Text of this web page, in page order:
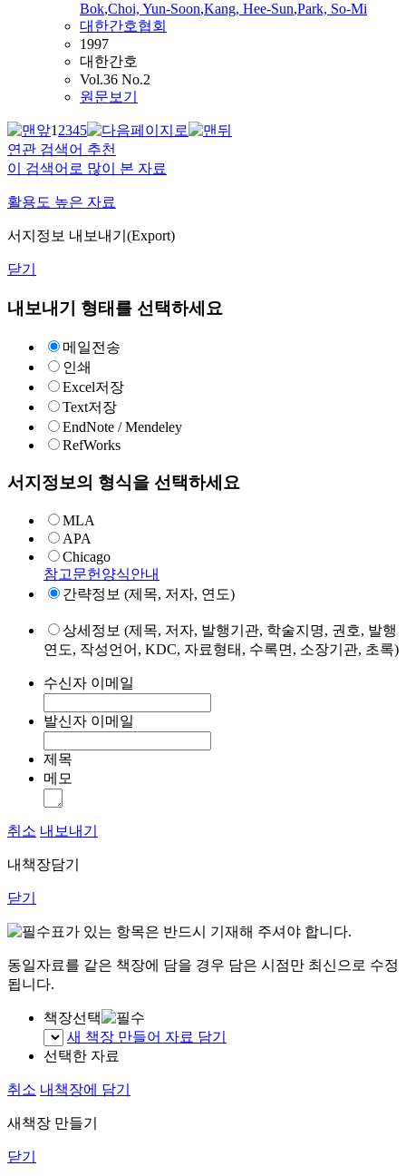
Bok,Choi, Yun-Soon,Kang, Hee-Sun,Park, So-Mi
대한간호협회
1997
대한간호
Vol.36 No.2
원문보기
12345
연관 검색어 추천
이 검색어로 많이 본 자료
활용도 높은 자료
서지정보 내보내기(Export)
닫기
내보내기 형태를 선택하세요
메일전송
인쇄
Excel저장
Text저장
EndNote / Mendeley
RefWorks
서지정보의 형식을 선택하세요
MLA
APA
Chicago
참고문헌양식안내
간략정보 (제목, 저자, 연도)
상세정보 (제목, 저자, 발행기관, 학술지명, 권호, 발행
연도, 작성언어, KDC, 자료형태, 수록면, 소장기관, 초록)
수신자 이메일
발신자 이메일
제목
메모
취소 내보내기
내책장담기
닫기
표가 있는 항목은 반드시 기재해 주셔야 합니다.
동일자료를 같은 책장에 담을 경우 담은 시점만 최신으로 수정
됩니다.
책장선택
새 책장 만들어 자료 담기
선택한 자료
취소 내책장에 담기
새책장 만들기
닫기